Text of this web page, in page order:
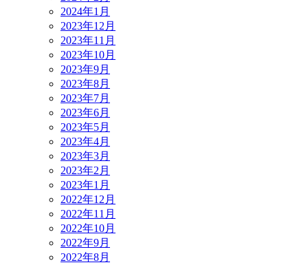
2024年1月
2023年12月
2023年11月
2023年10月
2023年9月
2023年8月
2023年7月
2023年6月
2023年5月
2023年4月
2023年3月
2023年2月
2023年1月
2022年12月
2022年11月
2022年10月
2022年9月
2022年8月